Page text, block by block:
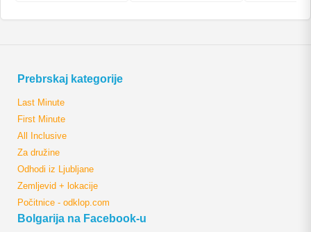
Prebrskaj kategorije
Last Minute
First Minute
All Inclusive
Za družine
Odhodi iz Ljubljane
Zemljevid + lokacije
Počitnice - odklop.com
Bolgarija na Facebook-u